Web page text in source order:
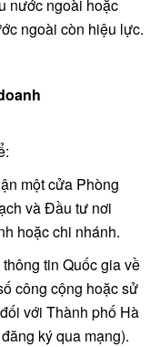
nước ngoài hoặc
ngoài còn hiệu lực.
một cửa Phòng
và Đầu tư nơi
hoặc chi nhánh.
tin Quốc gia về
công cộng hoặc sử
với Thành phố Hà
ký qua mạng).